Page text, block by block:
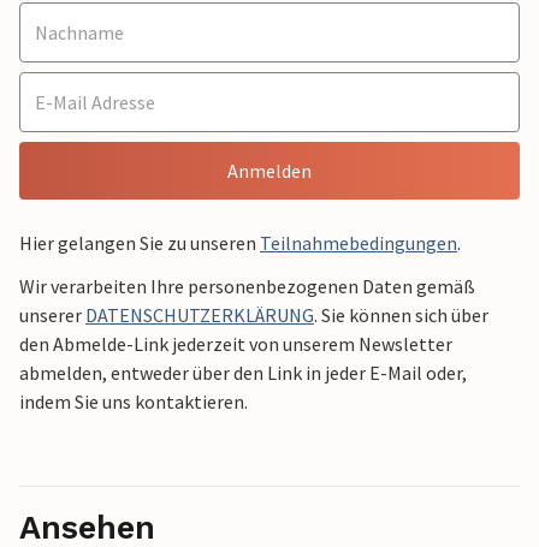
Anmelden
Hier gelangen Sie zu unseren Teilnahmebedingungen.
Wir verarbeiten Ihre personenbezogenen Daten gemäß
unserer DATENSCHUTZERKLÄRUNG. Sie können sich über
den Abmelde-Link jederzeit von unserem Newsletter
abmelden, entweder über den Link in jeder E-Mail oder,
indem Sie uns kontaktieren.
Ansehen